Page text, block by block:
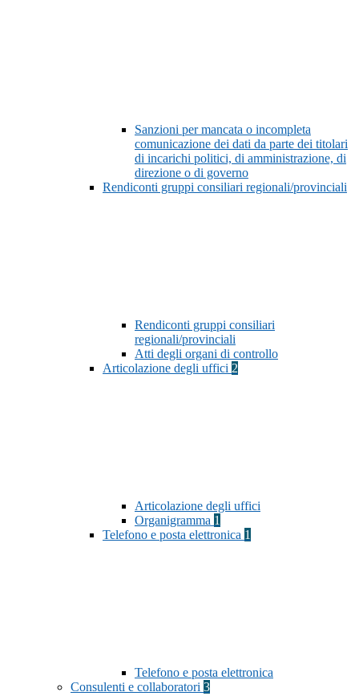
Sanzioni per mancata o incompleta
comunicazione dei dati da parte dei titolari
di incarichi politici, di amministrazione, di
direzione o di governo
Rendiconti gruppi consiliari regionali/provinciali
Rendiconti gruppi consiliari
regionali/provinciali
Atti degli organi di controllo
Articolazione degli uffici 2
Articolazione degli uffici
Organigramma 1
Telefono e posta elettronica 1
Telefono e posta elettronica
Consulenti e collaboratori 3